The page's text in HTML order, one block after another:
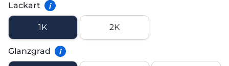
Lackart i
1K 2K
Glanzgrad i